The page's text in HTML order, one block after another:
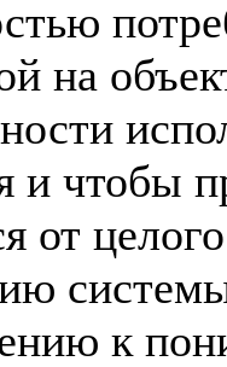
на
и чтобы
от
к